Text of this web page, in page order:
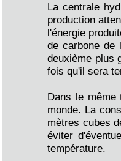
La centrale
production
l'énergie
de carbone de
deuxième plus
fois qu'il sera
Dans le même
monde. La
mètres cubes
éviter
température.